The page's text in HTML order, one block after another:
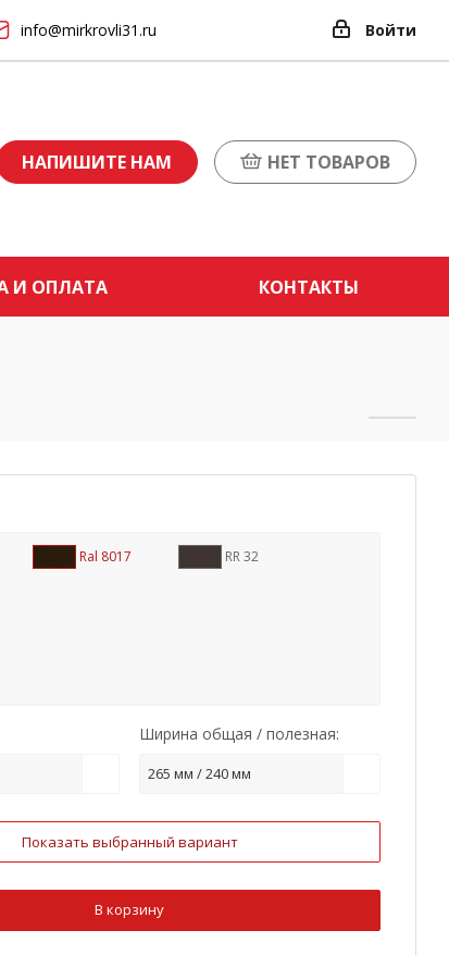
info@mirkrovli31.ru Войти
НАПИШИТЕ НАМ НЕТ ТОВАРОВ
И ОПЛАТА КОНТАКТЫ
Ral 8017 RR 32
Ширина общая / полезная:
265 мм / 240 мм
Показать выбранный вариант
В корзину